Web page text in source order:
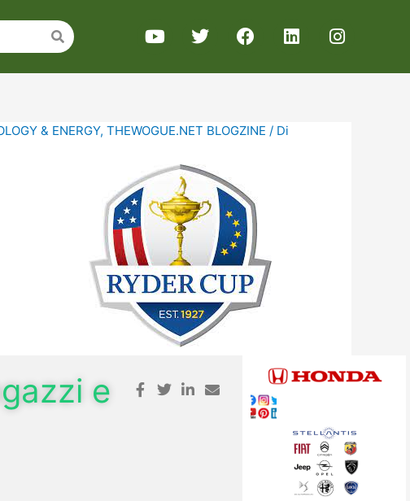
& ENERGY, THEWOGUE.NET BLOGZINE / Di
e